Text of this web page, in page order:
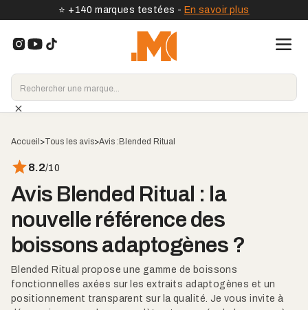
⭐️ +140 marques testées - En savoir plus
Accueil>Tous les avis>Avis :Blended Ritual
8.2/10
Avis Blended Ritual : la
nouvelle référence des
boissons adaptogènes ?
Blended Ritual propose une gamme de boissons
fonctionnelles axées sur les extraits adaptogènes et un
positionnement transparent sur la qualité. Je vous invite à